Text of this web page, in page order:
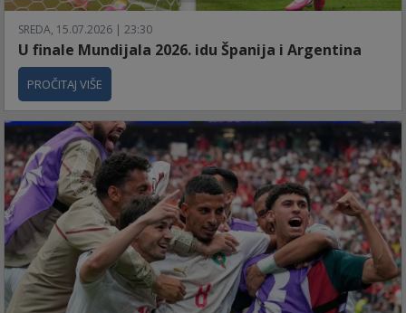
SREDA, 15.07.2026 | 23:30
U finale Mundijala 2026. idu Španija i Argentina
PROČITAJ VIŠE